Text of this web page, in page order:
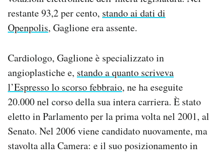
restante 93,2 per cento, stando ai dati di
Openpolis, Gaglione era assente.
Cardiologo, Gaglione è specializzato in
angioplastiche e, stando a quanto scriveva
l’Espresso lo scorso febbraio, ne ha eseguite
20.000 nel corso della sua intera carriera. È stato
eletto in Parlamento per la prima volta nel 2001, al
Senato. Nel 2006 viene candidato nuovamente, ma
stavolta alla Camera: e il suo posizionamento in